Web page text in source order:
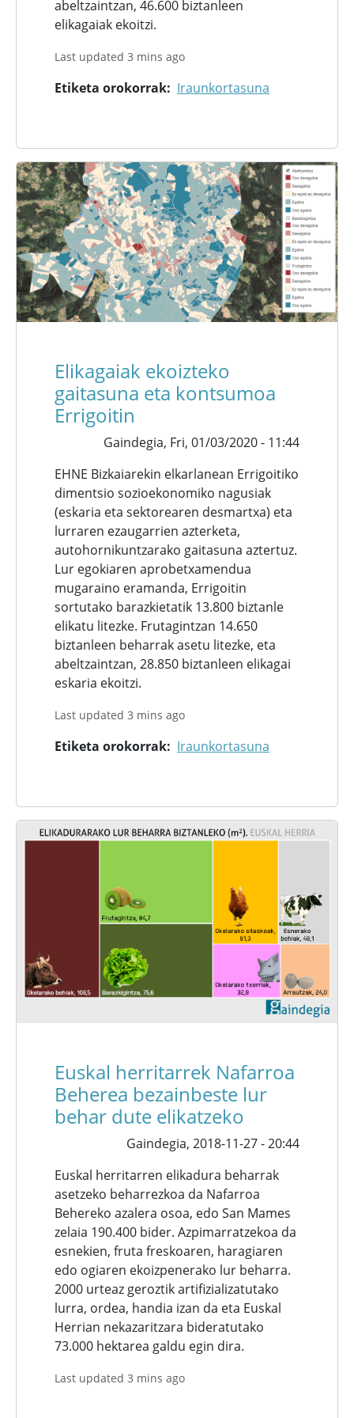
abeltzaintzan, 46.600 biztanleen
elikagaiak ekoitzi.
Last updated 3 mins ago
Etiketa orokorrak Iraunkortasuna
Elikagaiak ekoizteko
gaitasuna eta kontsumoa
Errigoitin
Gaindegia, Fri, 01/03/2020 - 11:44
EHNE Bizkaiarekin elkarlanean Errigoitiko
dimentsio sozioekonomiko nagusiak
(eskaria eta sektorearen desmartxa) eta
lurraren ezaugarrien azterketa,
autohornikuntzarako gaitasuna aztertuz.
Lur egokiaren aprobetxamendua
mugaraino eramanda, Errigoitin
sortutako barazkietatik 13.800 biztanle
elikatu litezke. Frutagintzan 14.650
biztanleen beharrak asetu litezke, eta
abeltzaintzan, 28.850 biztanleen elikagai
eskaria ekoitzi.
Last updated 3 mins ago
Etiketa orokorrak Iraunkortasuna
Euskal herritarrek Nafarroa
Beherea bezainbeste lur
behar dute elikatzeko
Gaindegia, 2018-11-27 - 20:44
Euskal herritarren elikadura beharrak
asetzeko beharrezkoa da Nafarroa
Behereko azalera osoa, edo San Mames
zelaia 190.400 bider. Azpimarratzekoa da
esnekien, fruta freskoaren, haragiaren
edo ogiaren ekoizpenerako lur beharra.
2000 urteaz geroztik artifizializatutako
lurra, ordea, handia izan da eta Euskal
Herrian nekazaritzara bideratutako
73.000 hektarea galdu egin dira.
Last updated 3 mins ago